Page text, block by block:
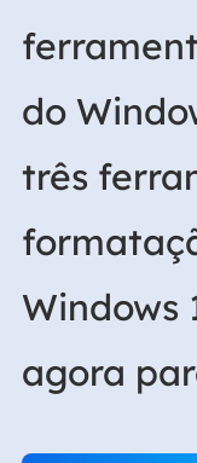
do
três
Windows
agora